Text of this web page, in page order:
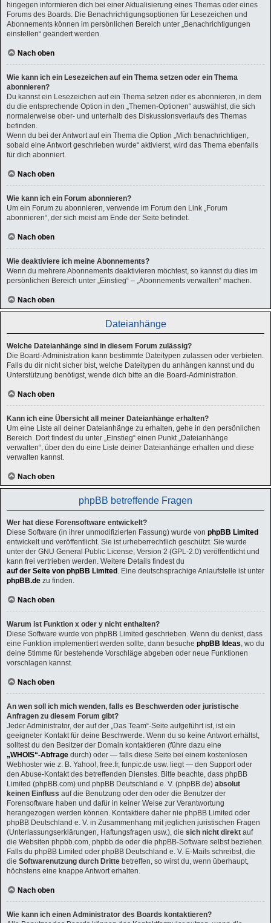
hingegen informieren dich bei einer Aktualisierung eines Themas oder eines
Forums des Boards. Die Benachrichtigungsoptionen für Lesezeichen und
Abonnements können im persönlichen Bereich unter „Benachrichtigungen
einstellen“ geändert werden.
Nach oben
Wie kann ich ein Lesezeichen auf ein Thema setzen oder ein Thema
abonnieren?
Du kannst ein Lesezeichen auf ein Thema setzen oder es abonnieren, in dem
du die entsprechende Option in den „Themen-Optionen“ auswählst, die sich
normalerweise ober- und unterhalb des Diskussionsverlaufs des Themas
befinden.
Wenn du bei der Antwort auf ein Thema die Option „Mich benachrichtigen,
sobald eine Antwort geschrieben wurde“ aktivierst, wird das Thema ebenfalls
für dich abonniert.
Nach oben
Wie kann ich ein Forum abonnieren?
Um ein Forum zu abonnieren, verwende im Forum den Link „Forum
abonnieren“, der sich meist am Ende der Seite befindet.
Nach oben
Wie deaktiviere ich meine Abonnements?
Wenn du mehrere Abonnements deaktivieren möchtest, so kannst du dies im
persönlichen Bereich unter „Einstieg“ – „Abonnements verwalten“ machen.
Nach oben
Dateianhänge
Welche Dateianhänge sind in diesem Forum zulässig?
Die Board-Administration kann bestimmte Dateitypen zulassen oder verbieten.
Falls du dir nicht sicher bist, welche Dateitypen du anhängen kannst und du
Unterstützung benötigst, wende dich bitte an die Board-Administration.
Nach oben
Kann ich eine Übersicht all meiner Dateianhänge erhalten?
Um eine Liste all deiner Dateianhänge zu erhalten, gehe in den persönlichen
Bereich. Dort findest du unter „Einstieg“ einen Punkt „Dateianhänge
verwalten“, über den du eine Liste deiner Dateianhänge erhalten und diese
verwalten kannst.
Nach oben
phpBB betreffende Fragen
Wer hat diese Forensoftware entwickelt?
Diese Software (in ihrer unmodifizierten Fassung) wurde von phpBB Limited
entwickelt und veröffentlicht. Sie ist urheberrechtlich geschützt. Sie wurde
unter der GNU General Public License, Version 2 (GPL-2.0) veröffentlicht und
kann frei vertrieben werden. Weitere Details findest du
auf der Seite von phpBB Limited . Eine deutschsprachige Anlaufstelle ist unter
phpBB.de zu finden.
Nach oben
Warum ist Funktion x oder y nicht enthalten?
Diese Software wurde von phpBB Limited geschrieben. Wenn du denkst, dass
eine Funktion implementiert werden sollte, dann besuche phpBB Ideas, wo du
deine Stimme für bestehende Vorschläge abgeben oder neue Funktionen
vorschlagen kannst.
Nach oben
An wen soll ich mich wenden, falls es Beschwerden oder juristische
Anfragen zu diesem Forum gibt?
Jeder Administrator, der auf der „Das Team“-Seite aufgeführt ist, ist ein
geeigneter Kontakt für deine Beschwerde. Wenn du so keine Antwort erhältst,
solltest du den Besitzer der Domain kontaktieren (führe dazu eine
„WHOIS“-Abfrage durch) oder — falls diese Seite bei einem kostenlosen
Webhoster wie z. B. Yahoo!, free.fr, funpic.de usw. liegt — den Support oder
den Abuse-Kontakt des betreffenden Dienstes. Bitte beachte, dass phpBB
Limited (phpBB.com) und phpBB Deutschland e. V. (phpBB.de) absolut
keinen Einfluss auf die Benutzung oder den oder die Benutzer der
Forensoftware haben und dafür in keiner Weise zur Verantwortung
herangezogen werden können. Kontaktiere daher nie phpBB Limited oder
phpBB Deutschland e. V. in Zusammenhang mit jeglichen juristischen Fragen
(Unterlassungserklärungen, Haftungsfragen usw.), die sich nicht direkt auf
die Websiten phpbb.com, phpbb.de oder die phpBB-Software selbst beziehen.
Falls du phpBB Limited oder phpBB Deutschland e. V. E-Mails schreibst, die
die Softwarenutzung durch Dritte betreffen, so wirst du, wenn überhaupt,
höchstens eine knappe Antwort erhalten.
Nach oben
Wie kann ich einen Administrator des Boards kontaktieren?